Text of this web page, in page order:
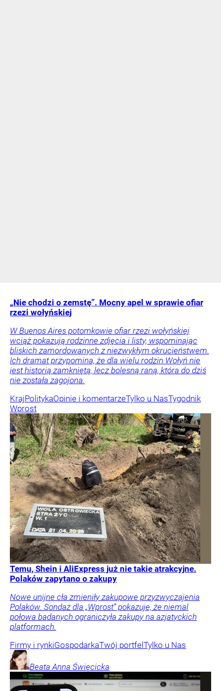
„Nie chodzi o zemstę”. Mocny apel w sprawie ofiar
rzezi wołyńskiej
W Buenos Aires potomkowie ofiar rzezi wołyńskiej
wciąż pokazują rodzinne zdjęcia i listy, wspominając
bliskich zamordowanych z niezwykłym okrucieństwem.
Ich dramat przypomina, że dla wielu rodzin Wołyń nie
jest historią zamkniętą, lecz bolesną raną, która do dziś
nie została zagojona.
KrajPolitykaOpinie i komentarzeTylko u NasTygodnik
Wprost
Temu, Shein i AliExpress już nie takie atrakcyjne.
Polaków zapytano o zakupy
Nowe unijne cła zmieniły zakupowe przyzwyczajenia
Polaków. Sondaż dla „Wprost” pokazuje, że niemal
połowa badanych ograniczyła zakupy na azjatyckich
platformach.
Firmy i rynkiGospodarkaTwój portfel Tylko u Nas
Beata Anna Święcicka